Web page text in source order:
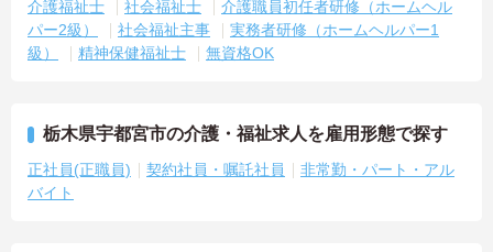
介護福祉士 社会福祉士
介護職員初任者研修（ホームヘル
パー2級）
社会福祉主事
実務者研修（ホームヘルパー1
級）
精神保健福祉士 無資格OK
栃木県宇都宮市の介護・福祉求人を雇用形態で探す
正社員(正職員) 契約社員・嘱託社員
非常勤・パート・アル
バイト